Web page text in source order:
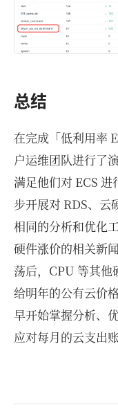
总结
在完成「低利用率
户运维团队进行了
满足他们对 ECS
步开展对 RDS、云
相同的分析和优化
硬件涨价的相关新
荡后，CPU 等其他
给明年的公有云价
早开始掌握分析、
应对每月的云支出账